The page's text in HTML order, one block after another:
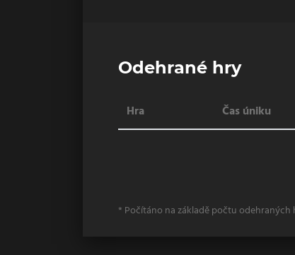
Odehrané hry
Hra Čas úniku
* Počítáno na základě počtu odehraných